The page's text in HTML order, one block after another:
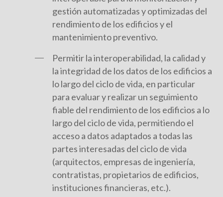
gestión automatizadas y optimizadas del
rendimiento de los edificios y el
mantenimiento preventivo.
Permitir la interoperabilidad, la calidad y
la integridad de los datos de los edificios a
lo largo del ciclo de vida, en particular
para evaluar y realizar un seguimiento
fiable del rendimiento de los edificios a lo
largo del ciclo de vida, permitiendo el
acceso a datos adaptados a todas las
partes interesadas del ciclo de vida
(arquitectos, empresas de ingeniería,
contratistas, propietarios de edificios,
instituciones financieras, etc.).